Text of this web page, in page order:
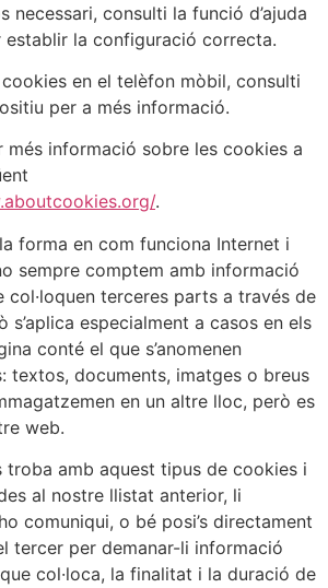
necessari, consulti la funció d’ajuda
establir la configuració correcta.
en el telèfon mòbil, consulti
per a més informació.
més informació sobre les cookies a
.
forma en com funciona Internet i
sempre comptem amb informació
col·loquen terceres parts a través de
s’aplica especialment a casos en els
conté el que s’anomenen
textos, documents, imatges o breus
en un altre lloc, però es
web.
troba amb aquest tipus de cookies i
al nostre llistat anterior, li
comuniqui, o bé posi’s directament
tercer per demanar-li informació
col·loca, la finalitat i la duració de